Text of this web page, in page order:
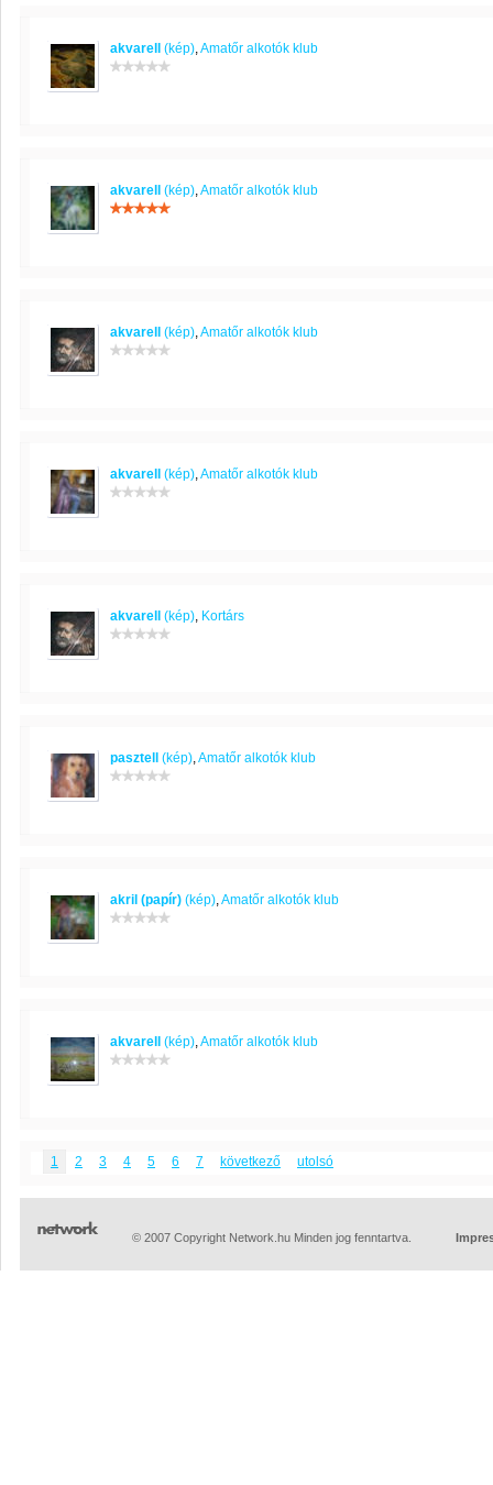
akvarell (kép),Amatőr alkotók klub
akvarell (kép),Amatőr alkotók klub
akvarell (kép),Amatőr alkotók klub
akvarell (kép),Amatőr alkotók klub
akvarell (kép), Kortárs
pasztell (kép),Amatőr alkotók klub
akril (papír) (kép),Amatőr alkotók klub
akvarell (kép),Amatőr alkotók klub
1 2 3 4 5 6 7 következő utolsó
© 2007 Copyright Network.hu Minden jog fenntartva.